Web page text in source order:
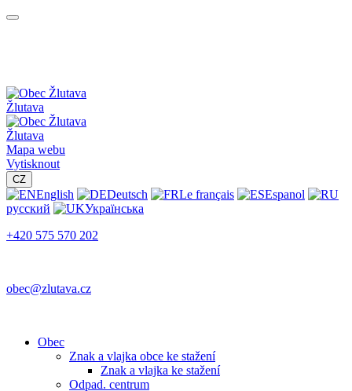
Žlutava
Žlutava
Mapa webu
Vytisknout
CZ
English Deutsch Le français
Espanol
русский
Українська
+420 575 570 202
obec@zlutava.cz
Obec
Znak a vlajka obce ke stažení
Znak a vlajka ke stažení
Odpad. centrum